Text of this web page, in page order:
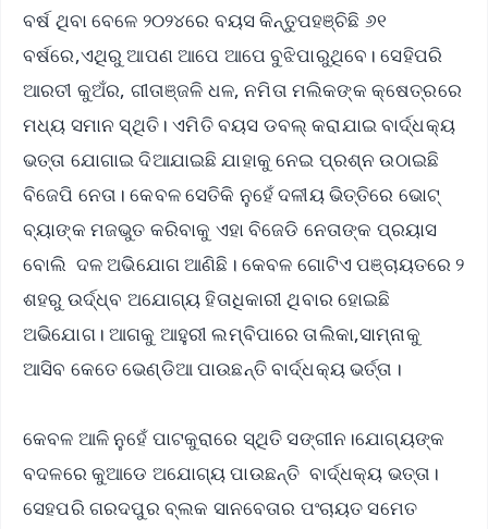
ବର୍ଷ ଥିବା ବେଳେ ୨୦୨୪ରେ ବୟସ କିନ୍ତୁପହଞ୍ଚିଛି ୬୧
ବର୍ଷରେ,ଏଥିରୁ ଆପଣ ଆପେ ଆପେ ବୁଝିପାରୁଥିବେ। ସେହିପରି
ଆରତୀ କୁଅଁର, ଗୀତାଞ୍ଜଳି ଧଳ, ନମିତା ମଲିକଙ୍କ କ୍ଷେତ୍ରରେ
ମଧ୍ୟ ସମାନ ସ୍ଥିତି। ଏମିତି ବୟସ ଡବଲ୍ କରାଯାଇ ବାର୍ଦ୍ଧକ୍ୟ
ଭତ୍ତା ଯୋଗାଇ ଦିଆଯାଇଛି ଯାହାକୁ ନେଇ ପ୍ରଶ୍ନ ଉଠାଇଛି
ବିଜେପି ନେତା। କେବଳ ସେତିକି ନୁହେଁ ଦଳୀୟ ଭିତ୍ତିରେ ଭୋଟ୍
ବ୍ୟାଙ୍କ ମଜଭୁତ କରିବାକୁ ଏହା ବିଜେଡି ନେତାଙ୍କ ପ୍ରୟାସ
ବୋଲି ଦଳ ଅଭିଯୋଗ ଆଣିଛି। କେବଳ ଗୋଟିଏ ପଞ୍ଚାୟତରେ ୨
ଶହରୁ ଉର୍ଦ୍ଧ୍ବ ଅଯୋଗ୍ୟ ହିତାଧିକାରୀ ଥିବାର ହୋଇଛି
ଅଭିଯୋଗ। ଆଗକୁ ଆହୁରୀ ଲମ୍ବିପାରେ ତାଲିକା,ସାମ୍ନାକୁ
ଆସିବ କେତେ ଭେଣ୍ଡିଆ ପାଉଛନ୍ତି ବାର୍ଦ୍ଧକ୍ୟ ଭର୍ତ୍ତା।
କେବଳ ଆଳି ନୁହେଁ ପାଟକୁରାରେ ସ୍ଥିତି ସଙ୍ଗୀନ।ଯୋଗ୍ୟଙ୍କ
ବଦଳରେ କୁଆଡେ ଅଯୋଗ୍ୟ ପାଉଛନ୍ତି ବାର୍ଦ୍ଧକ୍ୟ ଭତ୍ତା।
ସେହପରି ଗରଦପୁର ବ୍ଲକ ସାନବେତାର ପଂଚାୟତ ସମେତ